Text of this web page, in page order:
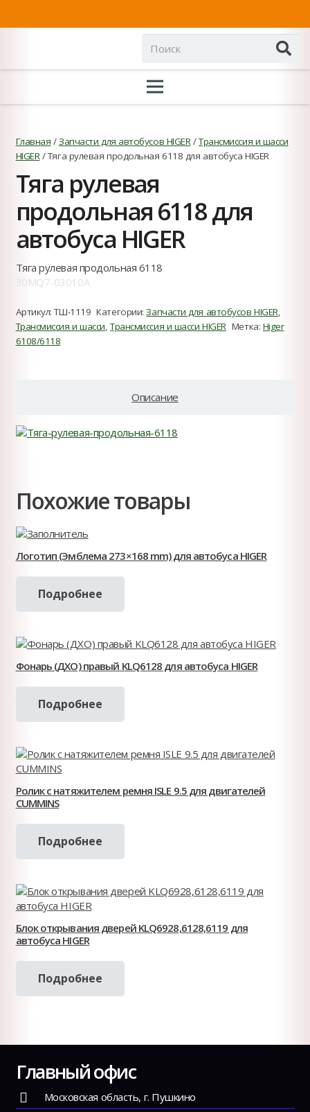
Главная /Запчасти для автобусов HIGER /Трансмиссия и шасси
HIGER / Тяга рулевая продольная 6118 для автобуса HIGER
Тяга рулевая
продольная 6118 для
автобуса HIGER
Тяга рулевая продольная 6118
30MQ7-03010A
Артикул:ТШ-1119 Категории:Запчасти для автобусов HIGER,
Трансмиссия и шасси,Трансмиссия и шасси HIGER Метка: Higer
6108/6118
Описание
Похожие товары
Логотип (Эмблема 273×168 mm) для автобуса HIGER
Подробнее
Фонарь (ДХО) правый KLQ6128 для автобуса HIGER
Подробнее
Ролик с натяжителем ремня ISLE 9.5 для двигателей
CUMMINS
Подробнее
Блок открывания дверей KLQ6928,6128,6119 для
автобуса HIGER
Подробнее
Главный офис
Московская область, г. Пушкино